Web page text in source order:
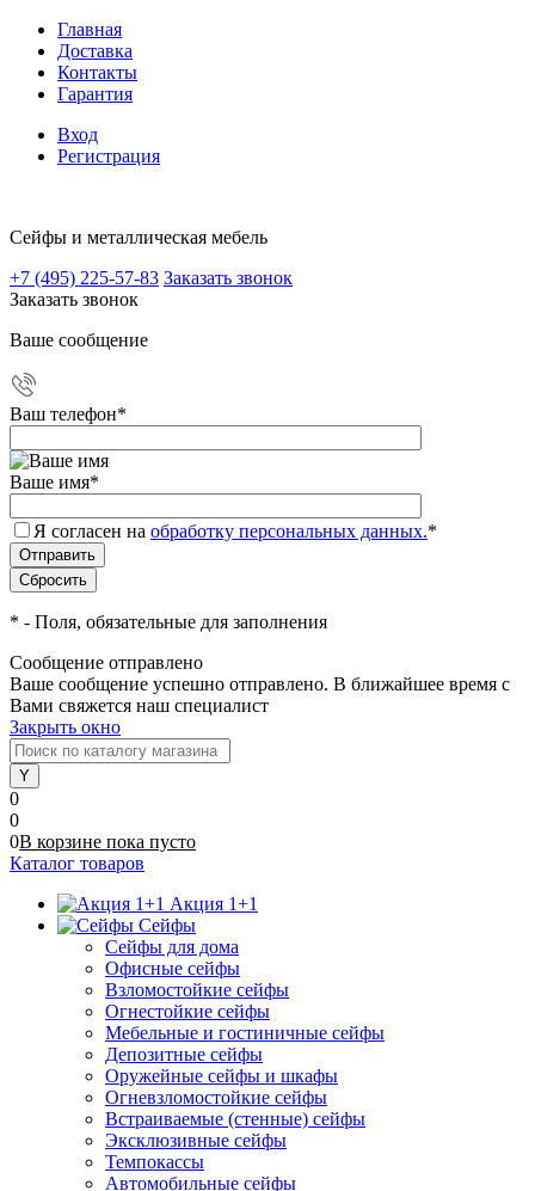
Главная
Доставка
Контакты
Гарантия
Вход
Регистрация
Сейфы и металлическая мебель
+7 (495) 225-57-83 Заказать звонок
Заказать звонок
Ваше сообщение
Ваш телефон*
Ваше имя*
Я согласен на обработку персональных данных.*
* - Поля, обязательные для заполнения
Сообщение отправлено
Ваше сообщение успешно отправлено. В ближайшее время с
Вами свяжется наш специалист
Закрыть окно
0
0
0В корзине пока пусто
Каталог товаров
Акция 1+1
Сейфы
Сейфы для дома
Офисные сейфы
Взломостойкие сейфы
Огнестойкие сейфы
Мебельные и гостиничные сейфы
Депозитные сейфы
Оружейные сейфы и шкафы
Огневзломостойкие сейфы
Встраиваемые (стенные) сейфы
Эксклюзивные сейфы
Темпокассы
Автомобильные сейфы